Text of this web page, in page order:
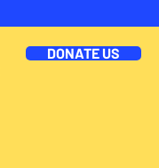
DONATE US